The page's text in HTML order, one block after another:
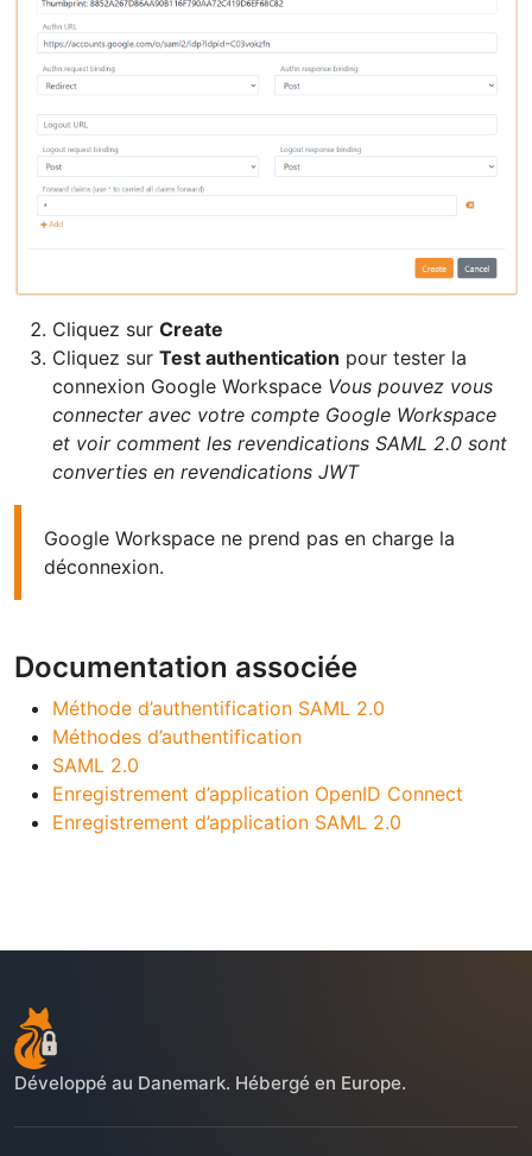
Cliquez sur Create
Cliquez sur Test authentication pour tester la
connexion Google Workspace Vous pouvez vous
connecter avec votre compte Google Workspace
et voir comment les revendications SAML 2.0 sont
converties en revendications JWT
Google Workspace ne prend pas en charge la
déconnexion.
Documentation associée
Méthode d’authentification SAML 2.0
Méthodes d’authentification
SAML 2.0
Enregistrement d’application OpenID Connect
Enregistrement d’application SAML 2.0
Développé au Danemark. Hébergé en Europe.